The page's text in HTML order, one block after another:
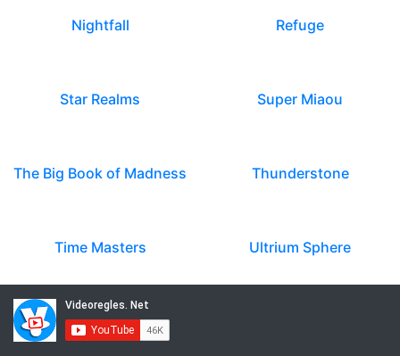
Nightfall Refuge
Star Realms Super Miaou
The Big Book of Madness Thunderstone
Time Masters Ultrium Sphere